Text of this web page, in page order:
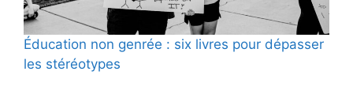
Éducation non genrée : six livres pour dépasser
les stéréotypes